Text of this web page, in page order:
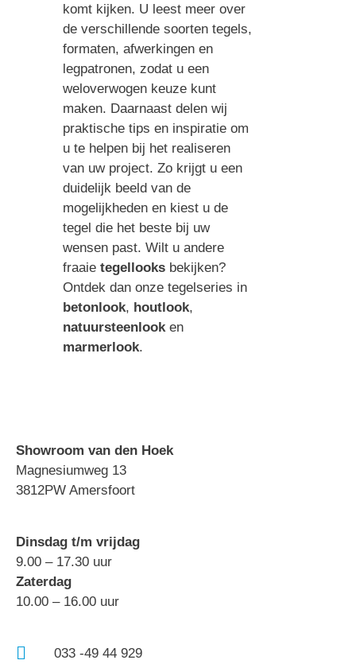
komt kijken. U leest meer over
de verschillende soorten tegels,
formaten, afwerkingen en
legpatronen, zodat u een
weloverwogen keuze kunt
maken. Daarnaast delen wij
praktische tips en inspiratie om
u te helpen bij het realiseren
van uw project. Zo krijgt u een
duidelijk beeld van de
mogelijkheden en kiest u de
tegel die het beste bij uw
wensen past. Wilt u andere
fraaie tegellooks bekijken?
Ontdek dan onze tegelseries in
betonlook, houtlook,
natuursteenlooken
marmerlook.
Showroom van den Hoek
Magnesiumweg 13
3812PW Amersfoort
Dinsdag t/m vrijdag
9.00 – 17.30 uur
Zaterdag
10.00 – 16.00 uur
033 -49 44 929